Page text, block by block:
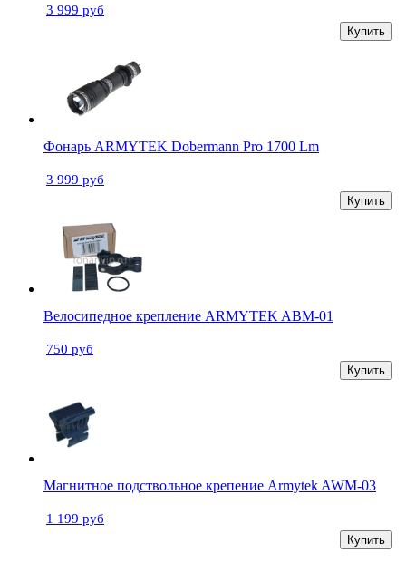
3 999 руб
Купить
Фонарь ARMYTEK Dobermann Pro 1700 Lm
3 999 руб
Купить
Велосипедное крепление ARMYTEK ABM-01
750 руб
Купить
Магнитное подствольное крепение Armytek AWM-03
1 199 руб
Купить